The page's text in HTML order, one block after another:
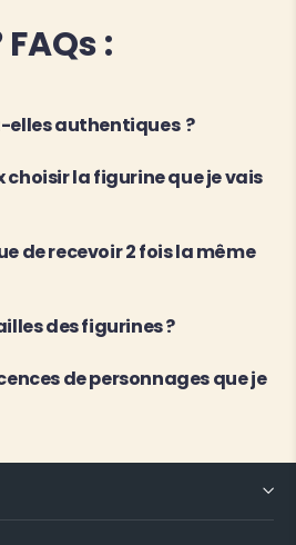
FAQs :
elles authentiques ?
choisir la figurine que je vais
de recevoir 2 fois la même
des figurines ?
de personnages que je